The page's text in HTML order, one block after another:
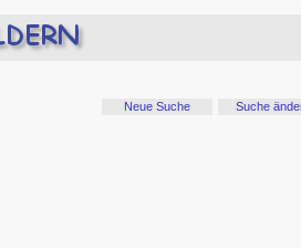
Neue Suche Suche